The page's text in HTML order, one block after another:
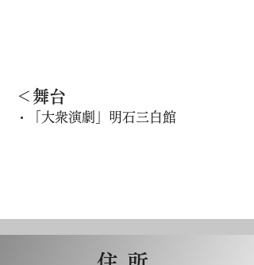
＜舞台
・ 「大衆演劇」明石三白館